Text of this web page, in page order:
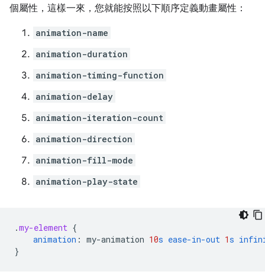
個屬性，這樣一來，您就能按照以下順序定義動畫屬性：
animation-name
animation-duration
animation-timing-function
animation-delay
animation-iteration-count
animation-direction
animation-fill-mode
animation-play-state
.my-element {
animation : my-animation 10s ease-in-out 1s
}